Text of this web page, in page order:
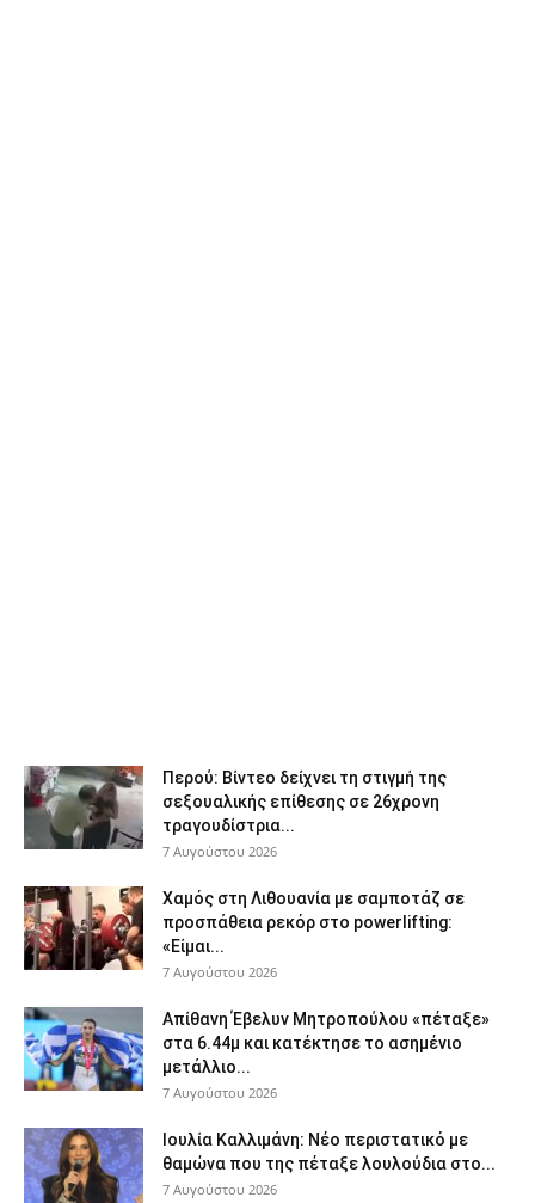
Περού: Βίντεο δείχνει τη στιγμή της
σεξουαλικής επίθεσης σε 26χρονη
τραγουδίστρια...
7 Αυγούστου 2026
Χαμός στη Λιθουανία με σαμποτάζ σε
προσπάθεια ρεκόρ στο powerlifting:
«Είμαι...
7 Αυγούστου 2026
Απίθανη Έβελυν Μητροπούλου «πέταξε»
στα 6.44μ και κατέκτησε το ασημένιο
μετάλλιο...
7 Αυγούστου 2026
Ιουλία Καλλιμάνη: Νέο περιστατικό με
θαμώνα που της πέταξε λουλούδια στο...
7 Αυγούστου 2026